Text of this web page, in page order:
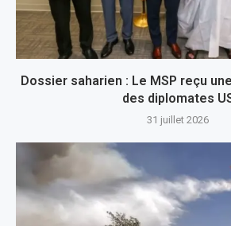
Dossier saharien : Le MSP reçu
des diplomates
31 juillet 2026